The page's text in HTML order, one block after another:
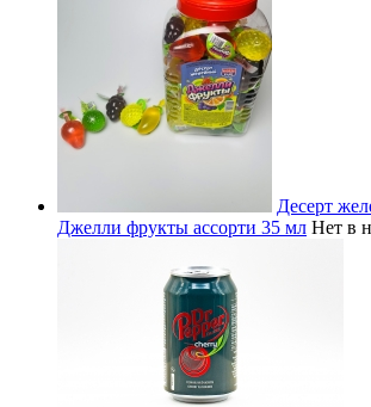
Десерт
Джелли фрукты ассорти 35 мл Нет в